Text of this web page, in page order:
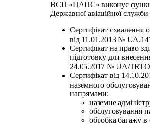
ВСП «ЦАПС» виконує функції
Державної авіаційної
Сертифікат схвалення
від 11.01.2013 №
Сертифікат на право
підготовку для
24.05.2017 № UA/TRTO-
Сертифікат від
наземного
напрямами:
наземне
обслуговування
обробка багажу в